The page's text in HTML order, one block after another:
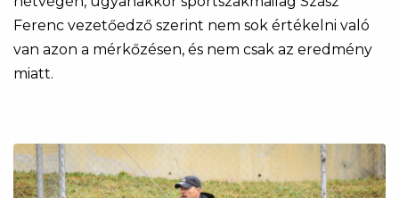
Ferenc vezetőedző szerint nem sok értékelni való
van azon a mérkőzésen, és nem csak az eredmény
miatt.